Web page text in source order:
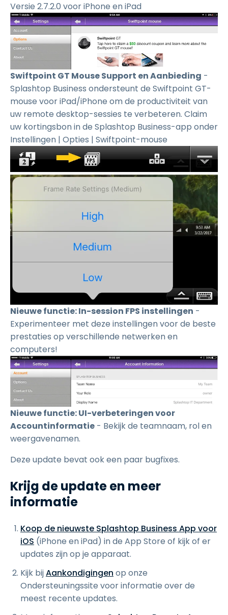
Versie 2.7.2.0 voor iPhone en iPad
Swiftpoint GT Mouse Support en Aanbieding -
Splashtop Business ondersteunt de Swiftpoint GT-
mouse voor iPad/iPhone om de productiviteit van
uw remote desktop-sessies te verbeteren. Claim
uw kortingsbon in de Splashtop Business-app onder
Instellingen | Opties | Swiftpoint-mouse
Nieuwe functie: In-session FPS instellingen -
Experimenteer met deze instellingen voor de beste
prestaties op verschillende netwerken en
computers!
Nieuwe functie: UI-verbeteringen voor
Accountinformatie - Bekijk de teamnaam, rol en
weergavenamen.
Deze update bevat ook een paar bugfixes.
Krijg de update en meer
informatie
Koop de nieuwste Splashtop Business App voor
iOS (iPhone en iPad) in de App Store of kijk of er
updates zijn op je apparaat.
Kijk bijAankondigingen op onze
Ondersteuningssite voor informatie over de
meest recente updates.